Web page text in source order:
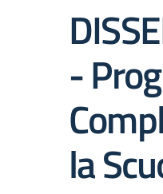
-
la